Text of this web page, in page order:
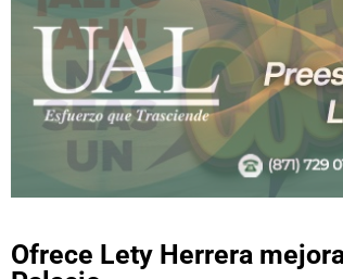
Ofrece Lety Herrera